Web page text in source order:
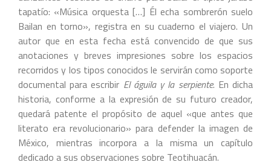
tapatío: «Música orquesta […] Él echa sombrerón suelo
Bailan en torno», registra en su cuaderno el viajero. Un
autor que en esta fecha está convencido de que sus
anotaciones y breves impresiones sobre los espacios
recorridos y los tipos conocidos le servirán como soporte
documental para escribir El águila y la serpiente. En dicha
historia, conforme a la expresión de su futuro creador,
quedará patente el propósito de aquel «que antes que
literato era revolucionario» para defender la imagen de
México, mientras incorpora a la misma un capítulo
dedicado a sus observaciones sobre Teotihuacán.